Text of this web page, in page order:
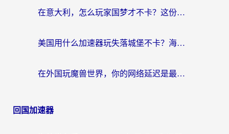
在意大利，怎么玩家国梦才不卡？这份终极加速指南请收好
美国用什么加速器玩失落城堡不卡？海外党亲测有效的国服游戏加速指南
在外国玩魔兽世界，你的网络延迟是最大的敌人
回国加速器